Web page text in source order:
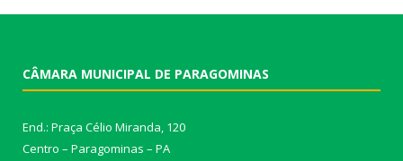
CÂMARA MUNICIPAL DE PARAGOMINAS
End.: Praça Célio Miranda, 120
Centro – Paragominas – PA